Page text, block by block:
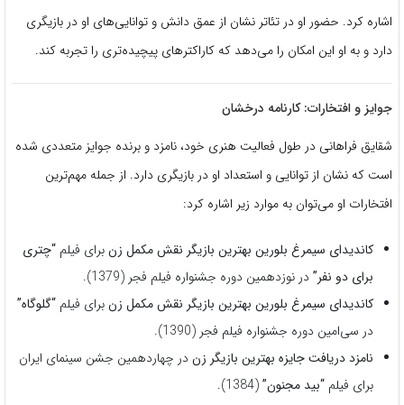
اشاره کرد. حضور او در تئاتر نشان از عمق دانش و توانایی‌های او در بازیگری
دارد و به او این امکان را می‌دهد که کاراکترهای پیچیده‌تری را تجربه کند.
جوایز و افتخارات: کارنامه درخشان
شقایق فراهانی در طول فعالیت هنری خود، نامزد و برنده جوایز متعددی شده
است که نشان از توانایی و استعداد او در بازیگری دارد. از جمله مهم‌ترین
افتخارات او می‌توان به موارد زیر اشاره کرد:
کاندیدای سیمرغ بلورین بهترین بازیگر نقش مکمل زنبرای فیلم “چتری
برای دو نفر” در نوزدهمین دوره جشنواره فیلم فجر (1379).
کاندیدای سیمرغ بلورین بهترین بازیگر نقش مکمل زنبرای فیلم “گلوگاه”
در سی‌امین دوره جشنواره فیلم فجر (1390).
نامزد دریافت جایزه بهترین بازیگر زن در چهاردهمین جشن سینمای ایران
برای فیلم “بید مجنون”(1384).